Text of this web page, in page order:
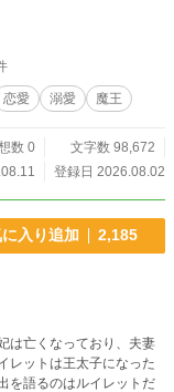
恋愛 溺愛 魔王
数 0
文字数 98,672
登録日 2026.08.02
入り追加 2,185
を語るのはルイレットだ